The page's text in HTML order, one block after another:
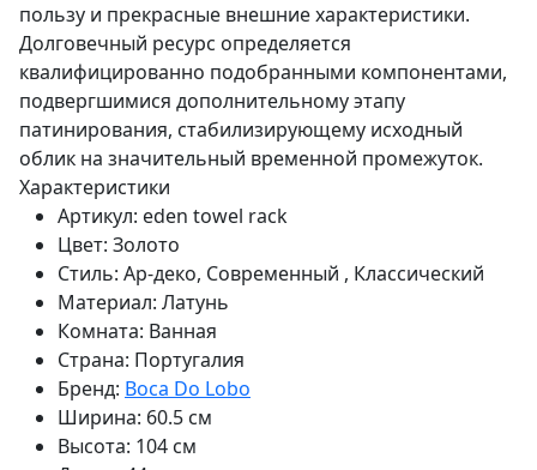
пользу и прекрасные внешние характеристики.
Долговечный ресурс определяется
квалифицированно подобранными компонентами,
подвергшимися дополнительному этапу
патинирования, стабилизирующему исходный
облик на значительный временной промежуток.
Характеристики
Артикул: eden towel rack
Цвет: Золото
Стиль: Ар-деко, Современный , Классический
Материал: Латунь
Комната: Ванная
Страна: Португалия
Бренд: Boca Do Lobo
Ширина: 60.5 см
Высота: 104 см